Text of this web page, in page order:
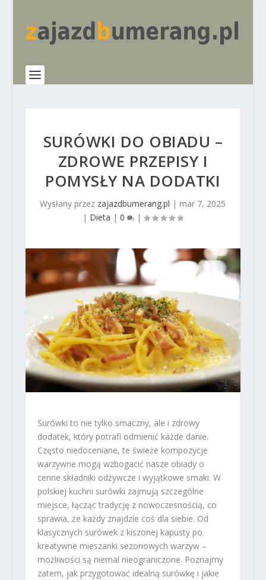
SURÓWKI DO OBIADU –
ZDROWE PRZEPISY I
POMYSŁY NA DODATKI
Wysłany przez zajazdbumerang.pl | mar 7, 2025
| Dieta |0 |
Surówki to nie tylko smaczny, ale i zdrowy
dodatek, który potrafi odmienić każde danie.
Często niedoceniane, te świeże kompozycje
warzywne mogą wzbogacić nasze obiady o
cenne składniki odżywcze i wyjątkowe smaki. W
polskiej kuchni surówki zajmują szczególne
miejsce, łącząc tradycję z nowoczesnością, co
sprawia, że każdy znajdzie coś dla siebie. Od
klasycznych surówek z kiszonej kapusty po
kreatywne mieszanki sezonowych warzyw –
możliwości są niemal nieograniczone. Poznajmy
zatem, jak przygotować idealną surówkę i jakie